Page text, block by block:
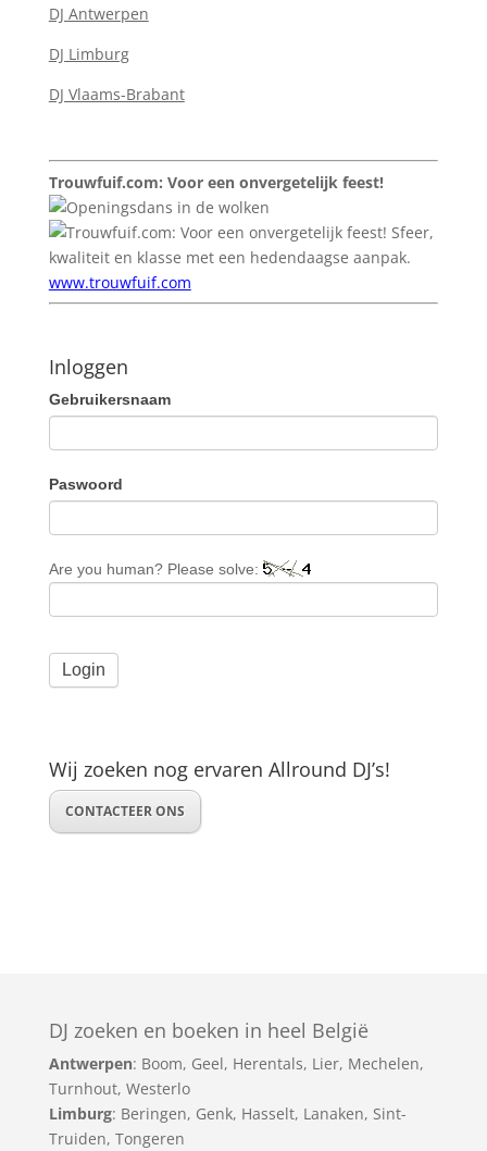
DJ Antwerpen
DJ Limburg
DJ Vlaams-Brabant
Trouwfuif.com: Voor een onvergetelijk feest!
Sfeer,
kwaliteit en klasse met een hedendaagse aanpak.
www.trouwfuif.com
Inloggen
Gebruikersnaam
Paswoord
Are you human? Please solve:
Wij zoeken nog ervaren Allround DJ’s!
CONTACTEER ONS
DJ zoeken en boeken in heel België
Antwerpen: Boom, Geel, Herentals, Lier, Mechelen,
Turnhout, Westerlo
Limburg: Beringen, Genk, Hasselt, Lanaken, Sint-
Truiden, Tongeren